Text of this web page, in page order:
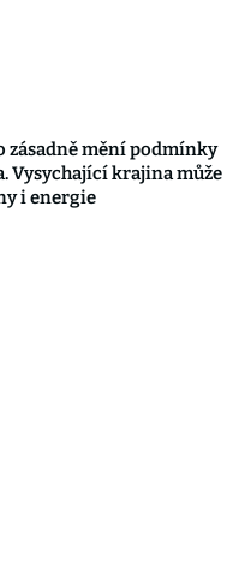
zásadně mění podmínky
Vysychající krajina může
i energie